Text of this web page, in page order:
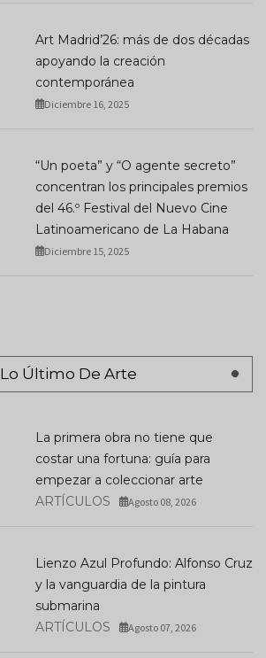
Art Madrid’26: más de dos décadas
apoyando la creación
contemporánea
Diciembre 16, 2025
“Un poeta” y “O agente secreto”
concentran los principales premios
del 46.º Festival del Nuevo Cine
Latinoamericano de La Habana
Diciembre 15, 2025
Lo Último De Arte
La primera obra no tiene que
costar una fortuna: guía para
empezar a coleccionar arte
ARTÍCULOS
Agosto 08, 2026
Lienzo Azul Profundo: Alfonso Cruz
y la vanguardia de la pintura
submarina
ARTÍCULOS
Agosto 07, 2026